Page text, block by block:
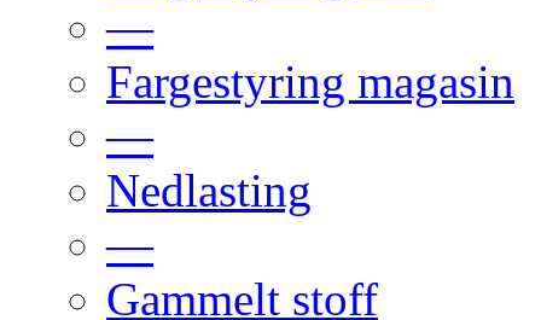
—
Fargestyring magasin
—
Nedlasting
—
Gammelt stoff